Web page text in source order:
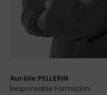
Aurélie PELLERIN
Responsable Formation